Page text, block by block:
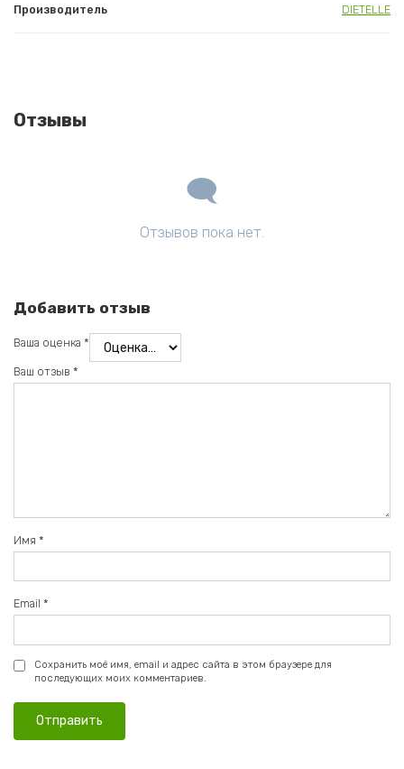
Производитель DIETELLE
Отзывы
Отзывов пока нет.
Добавить отзыв
Ваша оценка *
Ваш отзыв *
Имя *
Email *
Сохранить моё имя, email и адрес сайта в этом браузере для
последующих моих комментариев.